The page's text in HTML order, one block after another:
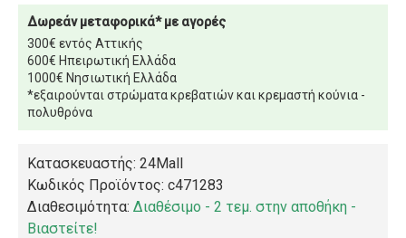
Δωρεάν μεταφορικά* με αγορές
300€ εντός Αττικής
600€ Ηπειρωτική Ελλάδα
1000€ Νησιωτική Ελλάδα
*εξαιρούνται στρώματα κρεβατιών και κρεμαστή κούνια -
πολυθρόνα
Κατασκευαστής: 24Mall
Κωδικός Προϊόντος: c471283
Διαθεσιμότητα: Διαθέσιμο - 2 τεμ. στην αποθήκη -
Βιαστείτε!